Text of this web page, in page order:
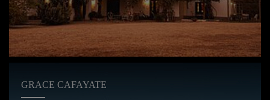
GRACE CAFAYATE